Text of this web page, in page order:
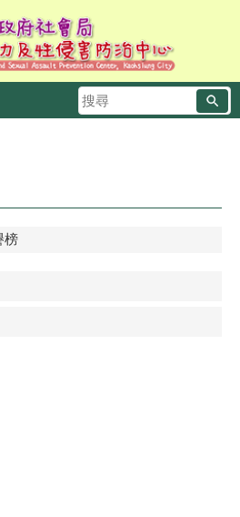
搜
尋
榜